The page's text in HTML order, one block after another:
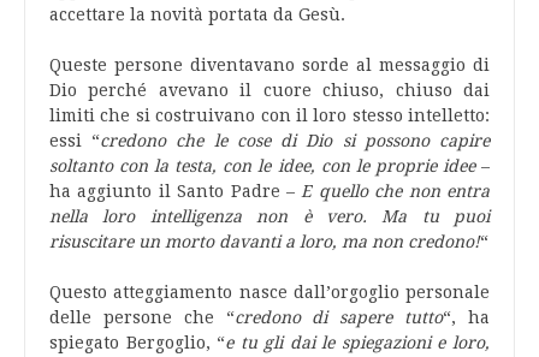
accettare la novità portata da Gesù.
Queste persone diventavano sorde al messaggio di
Dio perché avevano il cuore chiuso, chiuso dai
limiti che si costruivano con il loro stesso intelletto:
essi “credono che le cose di Dio si possono capire
soltanto con la testa, con le idee, con le proprie idee–
ha aggiunto il Santo Padre – E quello che non entra
nella loro intelligenza non è vero. Ma tu puoi
risuscitare un morto davanti a loro, ma non credono!“
Questo atteggiamento nasce dall’orgoglio personale
delle persone che “credono di sapere tutto“, ha
spiegato Bergoglio, “e tu gli dai le spiegazioni e loro,